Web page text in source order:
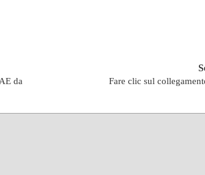
da
Fare clic sul